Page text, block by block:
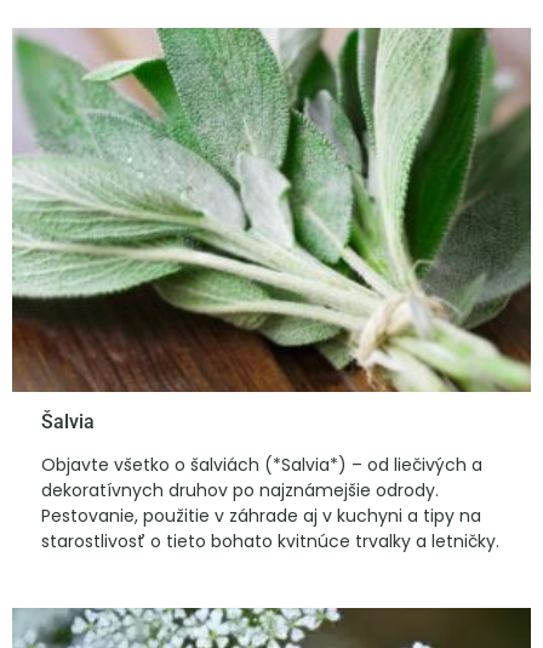
Šalvia
Objavte všetko o šalviách (*Salvia*) – od liečivých a
dekoratívnych druhov po najznámejšie odrody.
Pestovanie, použitie v záhrade aj v kuchyni a tipy na
starostlivosť o tieto bohato kvitnúce trvalky a letničky.